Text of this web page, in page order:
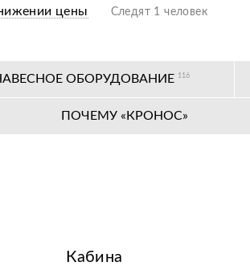
производителя
цены Следят 1 человек
ОБОРУДОВАНИЕ 116
ПОЧЕМУ «КРОНОС»
Кабина